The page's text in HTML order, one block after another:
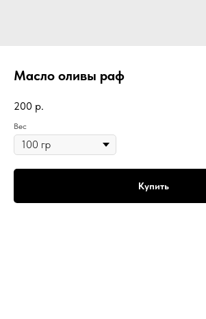
Масло оливы раф
200 р.
Вес
Купить